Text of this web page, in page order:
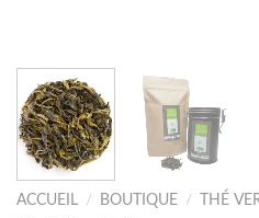
ACCUEIL / BOUTIQUE / THÉ